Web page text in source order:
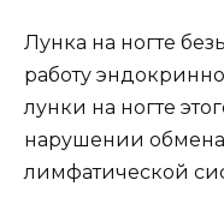
Лунка на ногте
работу
лунки на ногте
нарушении
лимфатической